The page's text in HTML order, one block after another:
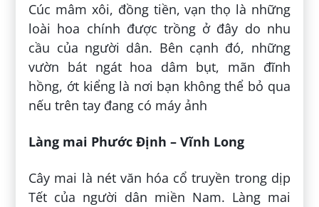
Cúc mâm xôi, đồng tiền, vạn thọ là những
loài hoa chính được trồng ở đây do nhu
cầu của người dân. Bên cạnh đó, những
vườn bát ngát hoa dâm bụt, mãn đĩnh
hồng, ớt kiểng là nơi bạn không thể bỏ qua
nếu trên tay đang có máy ảnh
Làng mai Phước Định – Vĩnh Long
Cây mai là nét văn hóa cổ truyền trong dịp
Tết của người dân miền Nam. Làng mai